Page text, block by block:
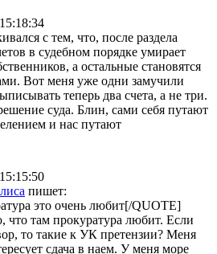
с тем, что, после раздела
в судебном порядке умирает
а остальные становятся
Вот меня уже одни замучили
теперь два счета, а не три.
суда. Блин, сами себя путают
и нас путают
пишет:
это очень любит[/QUOTE]
что там прокуратура любит. Если
то такие к УК претензии? Меня
сдача в наем. У меня море